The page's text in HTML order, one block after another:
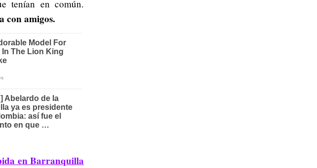
tenían en común.
con amigos.
en Barranquilla